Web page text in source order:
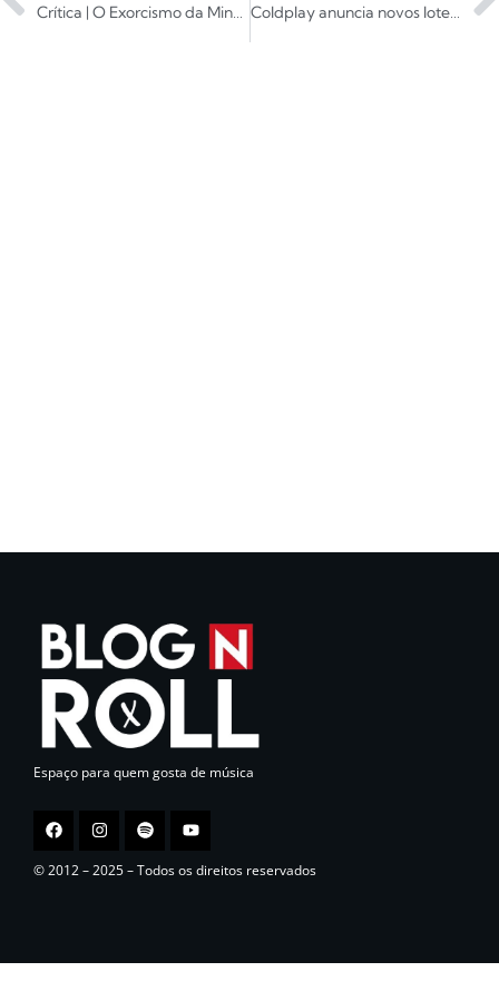
Coldplay anuncia novos lotes de ingressos para São Paulo e Rio
Espaço para quem gosta de música
© 2012 – 2025 – Todos os direitos reservados